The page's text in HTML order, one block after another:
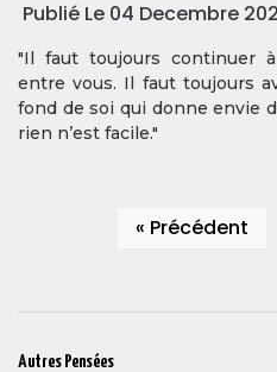
Publié Le 04 Decembre
"Il faut toujours continuer
entre vous. Il faut toujours
fond de soi qui donne envie
rien n’est facile."
« Précédent
Autres Pensées